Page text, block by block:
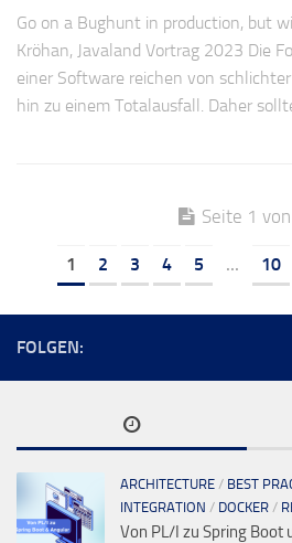
Go on a Bughunt in production, but
Kröhan, Javaland Vortrag 2023 Die
einer Software reichen von
hin zu einem Totalausfall. Daher
Seite 1
1 2 3 4 5 ... 10
FOLGEN:
ARCHITECTURE / BEST
INTEGRATION / DOCKER /
Von PL/I zu Spring Boot